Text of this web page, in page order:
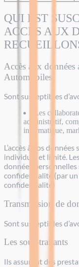
QUI EST
ACCÈS AUX
Accès aux
Automobiles
Sont susceptibles
Les
administratif,
informatique,
L’accès à vos
individuel et limité.
données
confidentialité (par un
confidentialité)
Transmission de
Sont susceptibles
Les sous-traitants
Ils assurent des